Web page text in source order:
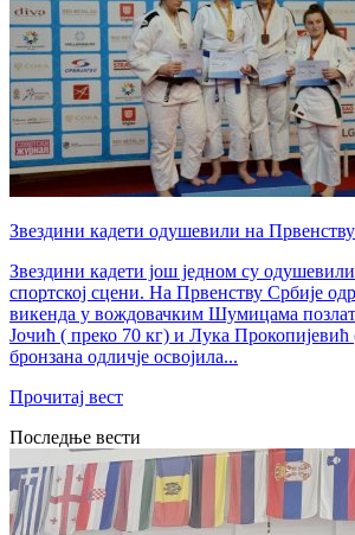
Звездини кадети одушевили на
Звездини кадети још једном су
спортској сцени. На Првенству Србије
викенда у вождовачким Шумицама
Јочић ( преко 70 кг) и Лука Прокопијевић
бронзана одличје освојила...
Прочитај вест
Последње вести